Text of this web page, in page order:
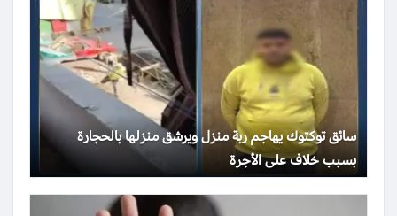
سائق توكتوك يهاجم ربة منزل ويرشق منزلها بالحجارة
بسبب خلاف على الأجرة